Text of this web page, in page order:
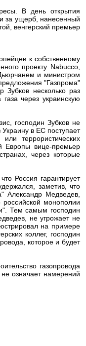
В день открытия
за ущерб, нанесенный
венгерский премьер
к собственному
проекту Nabucco,
и министром
"Газпрома"
Зубков несколько раз
через украинскую
господин Зубков не
в ЕС поступает
террористических
Европы вице-премьер
через которые
Россия гарантирует
заметив, что
Александр Медведев,
монополии
Тем самым господин
не угрожает не
на примере
коллег, господин
которое и будет
газопровода
означает намерений